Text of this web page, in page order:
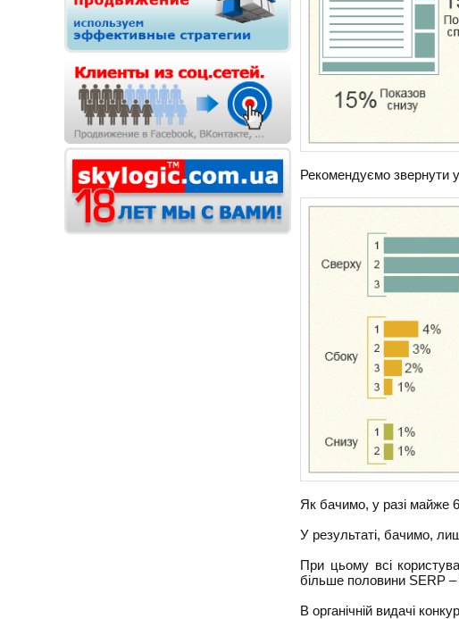
Рекомендуємо звернути
Як бачимо, у разі майже
У результаті, бачимо,
При цьому всі
більше половини SERP
В органічній видачі